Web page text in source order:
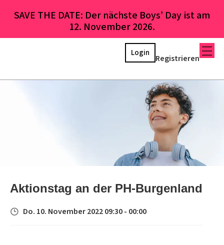
SAVE THE DATE: Der nächste Boys’ Day ist am
12. November 2026.
Registrieren
Login
Aktionstag an der PH-Burgenland
Do. 10. November 2022 09:30 - 00:00